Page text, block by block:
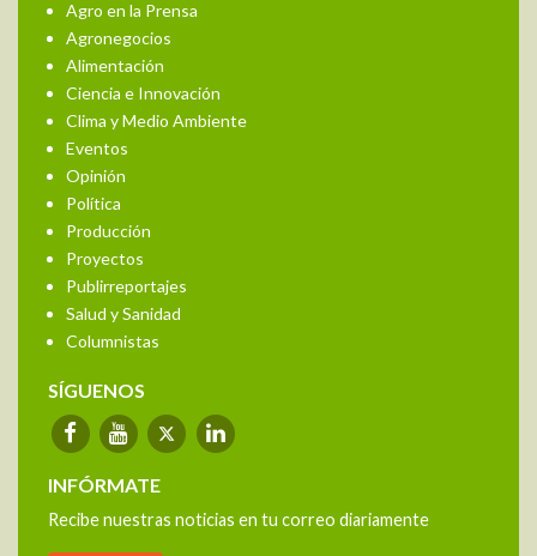
Agro en la Prensa
Agronegocios
Alimentación
Ciencia e Innovación
Clima y Medio Ambiente
Eventos
Opinión
Política
Producción
Proyectos
Publirreportajes
Salud y Sanidad
Columnistas
SÍGUENOS
INFÓRMATE
Recibe nuestras noticias en tu correo diariamente